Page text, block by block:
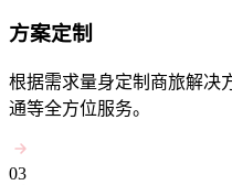
方案定制
根据需求量身定制商旅解决
通等全方位服务。
03